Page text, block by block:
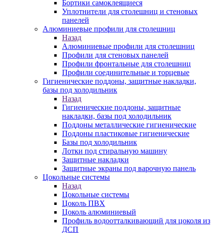
Бортики самоклеящиеся
Уплотнители для столешниц и стеновых
панелей
Алюминиевые профили для столешниц
Назад
Алюминиевые профили для столешниц
Профили для стеновых панелей
Профили фронтальные для столешниц
Профили соединительные и торцевые
Гигиенические поддоны, защитные накладки,
базы под холодильник
Назад
Гигиенические поддоны, защитные
накладки, базы под холодильник
Поддоны металлические гигиенические
Поддоны пластиковые гигиенические
Базы под холодильник
Лотки под стиральную машину
Защитные накладки
Защитные экраны под варочную панель
Цокольные системы
Назад
Цокольные системы
Цоколь ПВХ
Цоколь алюминиевый
Профиль водоотталкивающий для цоколя из
ДСП